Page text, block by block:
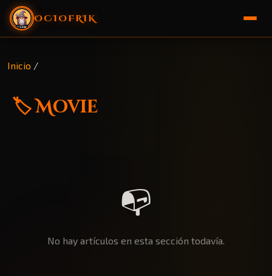
OCIOFRIK
Inicio /
🏷️ Movie
📭
No hay artículos en esta sección todavía.